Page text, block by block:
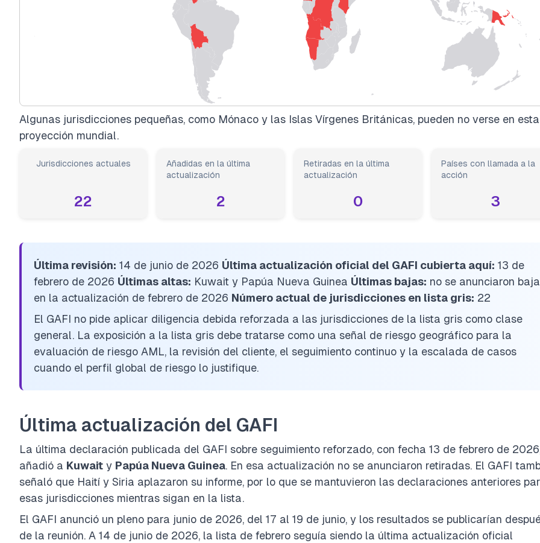
Algunas jurisdicciones pequeñas, como Mónaco y las Islas Vírgenes Británicas, pueden no verse en esta
proyección mundial.
Jurisdicciones actuales
22
Añadidas en la última
actualización
2
Retiradas en la última
actualización
0
Países con llamada a la
acción
3
Última revisión: 14 de junio de 2026 Última actualización oficial del GAFI cubierta aquí: 13 de
febrero de 2026 Últimas altas: Kuwait y Papúa Nueva Guinea Últimas bajas: no se anunciaron
en la actualización de febrero de 2026 Número actual de jurisdicciones en lista gris: 22
El GAFI no pide aplicar diligencia debida reforzada a las jurisdicciones de la lista gris como clase
general. La exposición a la lista gris debe tratarse como una señal de riesgo geográfico para la
evaluación de riesgo AML, la revisión del cliente, el seguimiento continuo y la escalada de casos
cuando el perfil global de riesgo lo justifique.
Última actualización del GAFI
La última declaración publicada del GAFI sobre seguimiento reforzado, con fecha 13 de febrero de
añadió a Kuwait y Papúa Nueva Guinea. En esa actualización no se anunciaron retiradas. El GAFI
señaló que Haití y Siria aplazaron su informe, por lo que se mantuvieron las declaraciones anteriores
esas jurisdicciones mientras sigan en la lista.
El GAFI anunció un pleno para junio de 2026, del 17 al 19 de junio, y los resultados se publicarían
de la reunión. A 14 de junio de 2026, la lista de febrero seguía siendo la última actualización oficial